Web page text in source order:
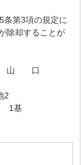
条第3項の規定に
除却することが
口
2
1基